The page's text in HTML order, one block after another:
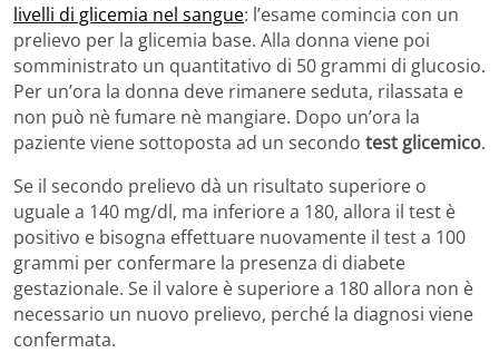
livelli di glicemia nel sangue: l’esame comincia con un
prelievo per la glicemia base. Alla donna viene poi
somministrato un quantitativo di 50 grammi di glucosio.
Per un’ora la donna deve rimanere seduta, rilassata e
non può nè fumare nè mangiare. Dopo un’ora la
paziente viene sottoposta ad un secondo test glicemico.
Se il secondo prelievo dà un risultato superiore o
uguale a 140 mg/dl, ma inferiore a 180, allora il test è
positivo e bisogna effettuare nuovamente il test a 100
grammi per confermare la presenza di diabete
gestazionale. Se il valore è superiore a 180 allora non è
necessario un nuovo prelievo, perché la diagnosi viene
confermata.